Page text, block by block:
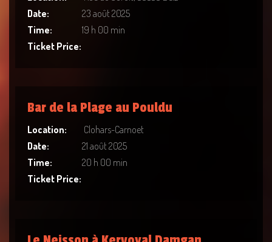
Date:
23 août 2025
Time:
19 h 00 min
Ticket Price:
Bar de la Plage au Pouldu
Location:
Clohars-Carnoet
Date:
21 août 2025
Time:
20 h 00 min
Ticket Price: